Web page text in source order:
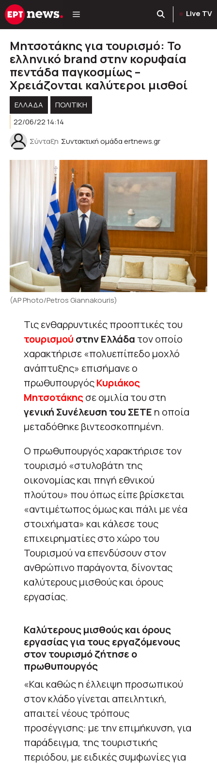
Μετάβαση
σε
Live TV
Μητσοτάκης για τουρισμό: Το
ελληνικό brand στην κορυφαία
πεντάδα παγκοσμίως –
Χρειάζονται καλύτεροι μισθοί
ΕΛΛΑΔΑ
ΠΟΛΙΤΙΚΉ
22/06/22 14:14
Σύνταξη Συντακτική ομάδα ertnews.gr
(AP Photo/Petros Giannakouris)
Τις ενθαρρυντικές προοπτικές του
τουρισμού στην Ελλάδα τον οποίο
χαρακτήρισε «πολυεπίπεδο μοχλό
ανάπτυξης» επισήμανε ο
πρωθυπουργόςΚυριάκος
Μητσοτάκηςσε ομιλία του στη
γενική Συνέλευση του ΣΕΤΕ η οποία
μεταδόθηκε βιντεοσκοπημένη.
Ο πρωθυπουργός χαρακτήρισε τον
τουρισμό «στυλοβάτη της
οικονομίας και πηγή εθνικού
πλούτου» που όπως είπε βρίσκεται
«αντιμέτωπος όμως και πάλι με νέα
στοιχήματα» και κάλεσε τους
επιχειρηματίες στο χώρο του
Τουρισμού να επενδύσουν στον
ανθρώπινο παράγοντα, δίνοντας
καλύτερους μισθούς και όρους
εργασίας.
Καλύτερους μισθούς και όρους
εργασίας για τους εργαζόμενους
στον τουρισμό ζήτησε ο
πρωθυπουργός
«Και καθώς η έλλειψη προσωπικού
στον κλάδο γίνεται απειλητική,
απαιτεί νέους τρόπους
προσέγγισης: με την επιμήκυνση, για
παράδειγμα, της τουριστικής
περιόδου, με ειδικές συμφωνίες για